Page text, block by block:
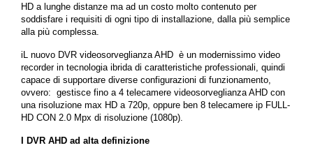
HD a lunghe distanze ma ad un costo molto contenuto per
soddisfare i requisiti di ogni tipo di installazione, dalla più semplice
alla più complessa.
iL nuovo DVR videosorveglianza AHD è un modernissimo video
recorder in tecnologia ibrida di caratteristiche professionali, quindi
capace di supportare diverse configurazioni di funzionamento,
ovvero: gestisce fino a 4 telecamere videosorveglianza AHD con
una risoluzione max HD a 720p, oppure ben 8 telecamere ip FULL-
HD CON 2.0 Mpx di risoluzione (1080p).
I DVR AHD ad alta definizione